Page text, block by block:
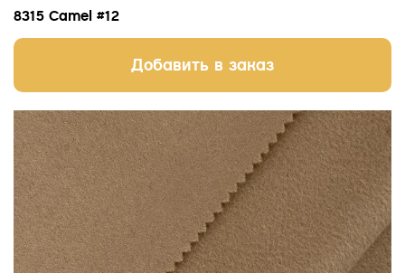
8315 Camel #12
Добавить в заказ